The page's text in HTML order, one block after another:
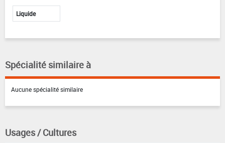
Liquide
Spécialité similaire à
Aucune spécialité similaire
Usages / Cultures